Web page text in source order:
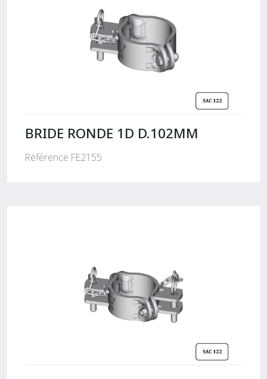
BRIDE RONDE 1D D.102MM
Référence FE2155